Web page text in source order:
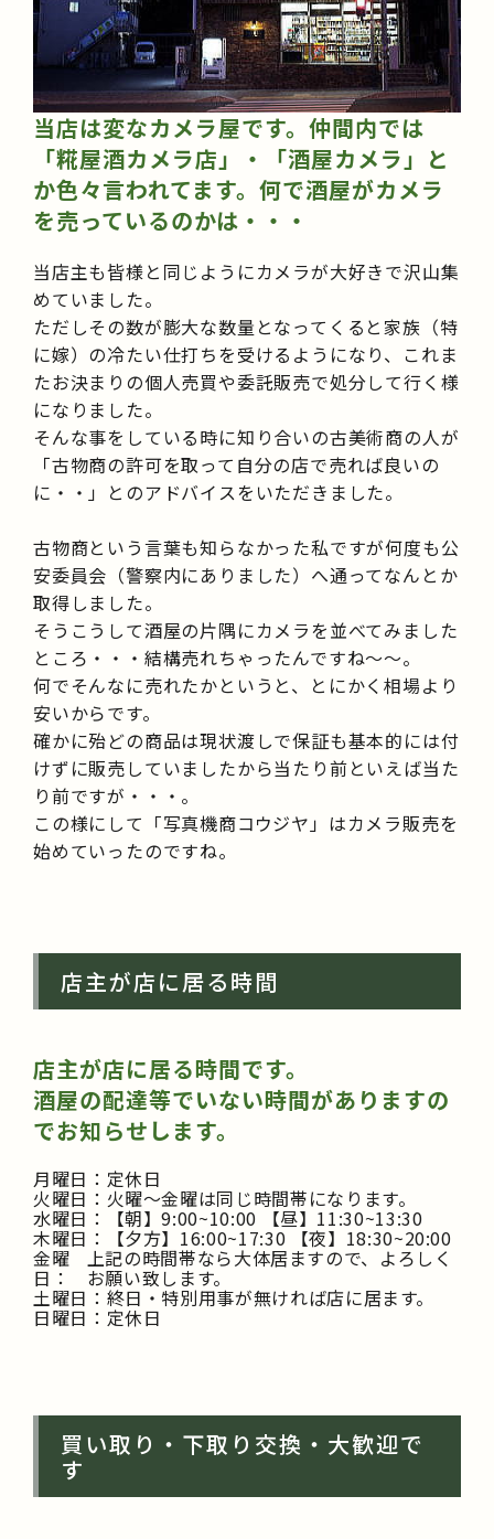
当店は変なカメラ屋です。仲間内では
「糀屋酒カメラ店」・「酒屋カメラ」と
か色々言われてます。何で酒屋がカメラ
を売っているのかは・・・
当店主も皆様と同じようにカメラが大好きで沢山集
めていました。
ただしその数が膨大な数量となってくると家族（特
に嫁）の冷たい仕打ちを受けるようになり、これま
たお決まりの個人売買や委託販売で処分して行く様
になりました。
そんな事をしている時に知り合いの古美術商の人が
「古物商の許可を取って自分の店で売れば良いの
に・・」とのアドバイスをいただきました。
古物商という言葉も知らなかった私ですが何度も公
安委員会（警察内にありました）へ通ってなんとか
取得しました。
そうこうして酒屋の片隅にカメラを並べてみました
ところ・・・結構売れちゃったんですね～～。
何でそんなに売れたかというと、とにかく相場より
安いからです。
確かに殆どの商品は現状渡しで保証も基本的には付
けずに販売していましたから当たり前といえば当た
り前ですが・・・。
この様にして「写真機商コウジヤ」はカメラ販売を
始めていったのですね。
店主が店に居る時間
店主が店に居る時間です。
酒屋の配達等でいない時間がありますの
でお知らせします。
月曜日： 定休日
火曜日： 火曜～金曜は同じ時間帯になります。
水曜日： 【朝】9:00~10:00 【昼】11:30~13:30
木曜日： 【夕方】16:00~17:30 【夜】18:30~20:00
金曜
日：
上記の時間帯なら大体居ますので、よろしく
お願い致します。
土曜日： 終日・特別用事が無ければ店に居ます。
日曜日： 定休日
買い取り・下取り交換・大歓迎で
す